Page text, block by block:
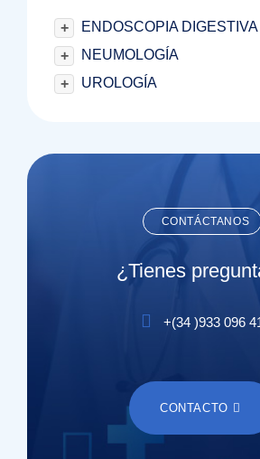
+
ENDOSCOPIA DIGESTIVA
+
NEUMOLOGÍA
+
UROLOGÍA
CONTÁCTANOS
¿Tienes
+(34 )933 096
CONTACTO